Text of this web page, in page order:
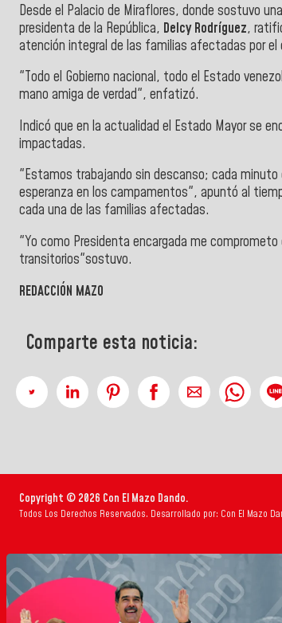
Desde el Palacio de Miraflores, donde sostuvo
presidenta de la República, Delcy Rodríguez,
atención integral de las familias afectadas por
"Todo el Gobierno nacional, todo el Estado
mano amiga de verdad", enfatizó.
Indicó que en la actualidad el Estado Mayor se
impactadas.
"Estamos trabajando sin descanso; cada
esperanza en los campamentos", apuntó al
cada una de las familias afectadas.
"Yo como Presidenta encargada me
transitorios"sostuvo.
REDACCIÓN MAZO
Comparte esta noticia:
Copyright © 2026 Con El Mazo Dando.
Todos Los Derechos Reservados. Desarrollado por: Con El Mazo